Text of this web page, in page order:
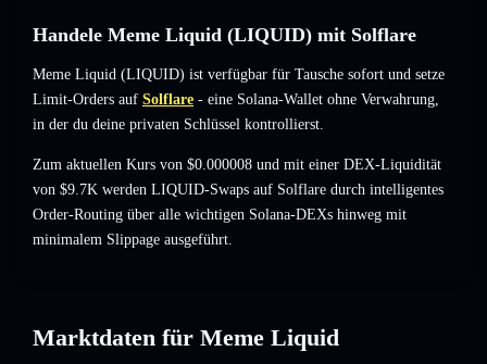
Handele Meme Liquid (LIQUID) mit Solflare
Meme Liquid (LIQUID) ist verfügbar für Tausche sofort und setze
Limit-Orders auf Solflare - eine Solana-Wallet ohne Verwahrung,
in der du deine privaten Schlüssel kontrollierst.
Zum aktuellen Kurs von $0.000008 und mit einer DEX-Liquidität
von $9.7K werden LIQUID-Swaps auf Solflare durch intelligentes
Order-Routing über alle wichtigen Solana-DEXs hinweg mit
minimalem Slippage ausgeführt.
Marktdaten für Meme Liquid